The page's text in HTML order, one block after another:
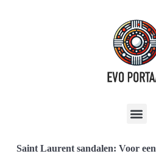
Saint Laurent sandalen: Voor